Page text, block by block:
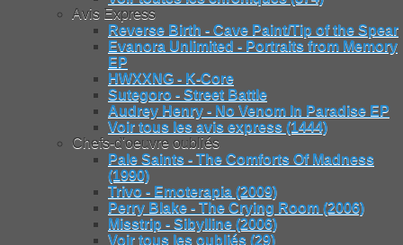
Avis Express
Reverse Birth - Cave Paint/Tip of the Spear
Evanora Unlimited - Portraits from Memory
EP
HWXXNG - K-Core
Sutegoro - Street Battle
Audrey Henry - No Venom In Paradise EP
Voir tous les avis express (1444)
Chefs-d'oeuvre oubliés
Pale Saints - The Comforts Of Madness
(1990)
Trivo - Emoterapia (2009)
Perry Blake - The Crying Room (2006)
Misstrip - Sibylline (2006)
Voir tous les oubliés (29)